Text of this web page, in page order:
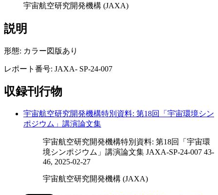
宇宙航空研究開発機構 (JAXA)
説明
形態: カラー図版あり
レポート番号: JAXA- SP-24-007
収録刊行物
宇宙航空研究開発機構特別資料: 第18回「宇宙環境シン
ポジウム」講演論文集
宇宙航空研究開発機構特別資料: 第18回「宇宙環
境シンポジウム」講演論文集 JAXA-SP-24-007 43-
46, 2025-02-27
宇宙航空研究開発機構 (JAXA)